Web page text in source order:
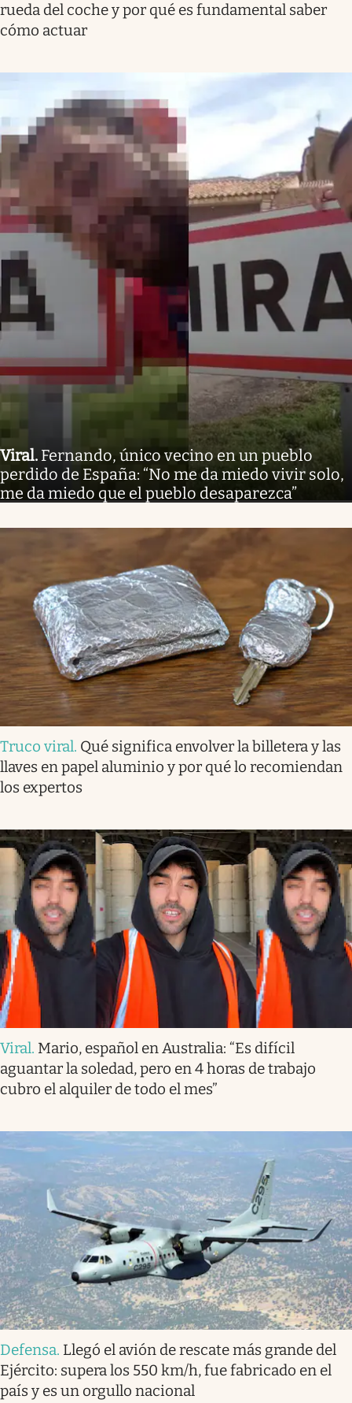
rueda del coche y por qué es fundamental saber
cómo actuar
Viral. Fernando, único vecino en un pueblo
perdido de España: “No me da miedo vivir solo,
me da miedo que el pueblo desaparezca”
Truco viral. Qué significa envolver la billetera y las
llaves en papel aluminio y por qué lo recomiendan
los expertos
Viral. Mario, español en Australia: “Es difícil
aguantar la soledad, pero en 4 horas de trabajo
cubro el alquiler de todo el mes”
Defensa. Llegó el avión de rescate más grande del
Ejército: supera los 550 km/h, fue fabricado en el
país y es un orgullo nacional